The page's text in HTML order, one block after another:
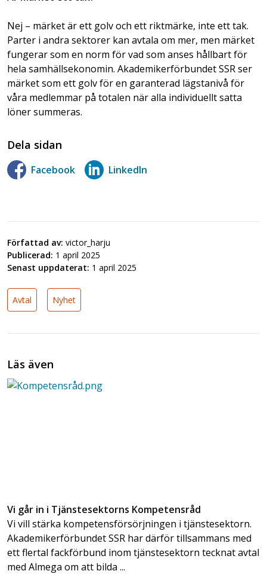
Nej – märket är ett golv och ett riktmärke, inte ett tak.
Parter i andra sektorer kan avtala om mer, men märket
fungerar som en norm för vad som anses hållbart för
hela samhällsekonomin. Akademikerförbundet SSR ser
märket som ett golv för en garanterad lägstanivå för
våra medlemmar på totalen när alla individuellt satta
löner summeras.
Dela sidan
Facebook LinkedIn
Författad av: victor_harju
Publicerad: 1 april 2025
Senast uppdaterat: 1 april 2025
Avtal Nyhet
Läs även
Vi går in i Tjänstesektorns Kompetensråd
Vi vill stärka kompetensförsörjningen i tjänstesektorn.
Akademikerförbundet SSR har därför tillsammans med
ett flertal fackförbund inom tjänstesektorn tecknat avtal
med Almega om att bilda ...